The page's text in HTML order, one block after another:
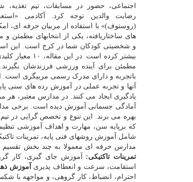
اجتماعی، حضور در مسابقات، تیم تغذیه،
رضایت والدین توجه کرد. آکادمی
(روستوف)» با استفاده از مربیان حرفه ای،
های ساختاریافته، یکی از انتخابهای مطمئن
و شخصیتی کودکان شما در کرج است. این
بیشتر کرده است. در این مقاله، ۱۰ معیار کلیدی برای انتخاب
مطمئن برای آینده ورزشی فرزندشان بگیرند.
باتجربه و دارای مدرک رسمی مربیگری است.
آنها و تجربه عملی در آموزش رده های سنی
یادگیری ایجاد می کنند. در مدارس معتبر،
آمادگی جسمانی آموزش دیده است. برخی
بهره می برند. این تنوع و تخصص گرایی در
که برپایه سن، مهارت و اهداف آموزشی
شامل آموزش روشهای فنی پایه، تمرینات
مدارس حرفه ای معمولا به چند بخش
تمرینات تاکتیکی:
آموزش جای گیری، کار
استقامت، سرعت و انعطاف پذیری
آموزش
احترام، انضباط، کار گروهی، و مواجهه با